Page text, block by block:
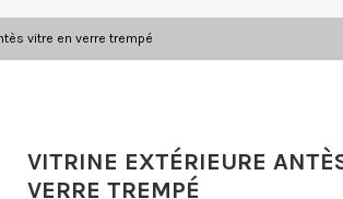
vitre en verre trempé
VITRINE EXTÉRIEURE
VERRE TREMPÉ